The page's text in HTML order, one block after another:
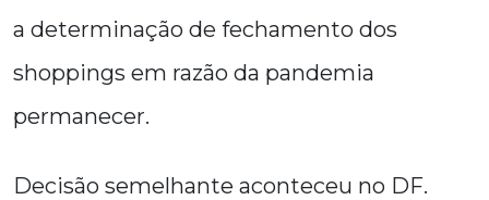
a determinação de fechamento dos
shoppings em razão da pandemia
permanecer.
Decisão semelhante aconteceu no DF.